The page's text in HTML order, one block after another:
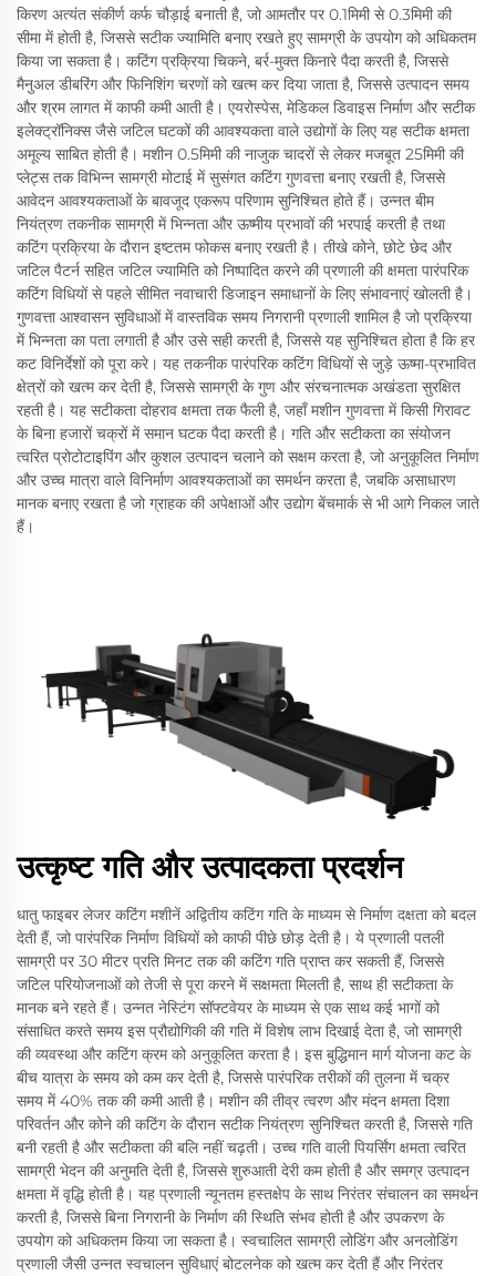
किरण अत्यंत संकीर्ण कर्फ चौड़ाई बनाती है, जो आमतौर पर 0.1मिमी से 0.3मिमी की
सीमा में होती है, जिससे सटीक ज्यामिति बनाए रखते हुए सामग्री के उपयोग को अधिकतम
किया जा सकता है। कटिंग प्रक्रिया चिकने, बर्र-मुक्त किनारे पैदा करती है, जिससे
मैनुअल डीबरिंग और फिनिशिंग चरणों को खत्म कर दिया जाता है, जिससे उत्पादन समय
और श्रम लागत में काफी कमी आती है। एयरोस्पेस, मेडिकल डिवाइस निर्माण और सटीक
इलेक्ट्रॉनिक्स जैसे जटिल घटकों की आवश्यकता वाले उद्योगों के लिए यह सटीक क्षमता
अमूल्य साबित होती है। मशीन 0.5मिमी की नाजुक चादरों से लेकर मजबूत 25मिमी की
प्लेट्स तक विभिन्न सामग्री मोटाई में सुसंगत कटिंग गुणवत्ता बनाए रखती है, जिससे
आवेदन आवश्यकताओं के बावजूद एकरूप परिणाम सुनिश्चित होते हैं। उन्नत बीम
नियंत्रण तकनीक सामग्री में भिन्नता और ऊष्मीय प्रभावों की भरपाई करती है तथा
कटिंग प्रक्रिया के दौरान इष्टतम फोकस बनाए रखती है। तीखे कोने, छोटे छेद और
जटिल पैटर्न सहित जटिल ज्यामिति को निष्पादित करने की प्रणाली की क्षमता पारंपरिक
कटिंग विधियों से पहले सीमित नवाचारी डिजाइन समाधानों के लिए संभावनाएं खोलती है।
गुणवत्ता आश्वासन सुविधाओं में वास्तविक समय निगरानी प्रणाली शामिल है जो प्रक्रिया
में भिन्नता का पता लगाती है और उसे सही करती है, जिससे यह सुनिश्चित होता है कि हर
कट विनिर्देशों को पूरा करे। यह तकनीक पारंपरिक कटिंग विधियों से जुड़े ऊष्मा-प्रभावित
क्षेत्रों को खत्म कर देती है, जिससे सामग्री के गुण और संरचनात्मक अखंडता सुरक्षित
रहती है। यह सटीकता दोहराव क्षमता तक फैली है, जहाँ मशीन गुणवत्ता में किसी गिरावट
के बिना हजारों चक्रों में समान घटक पैदा करती है। गति और सटीकता का संयोजन
त्वरित प्रोटोटाइपिंग और कुशल उत्पादन चलाने को सक्षम करता है, जो अनुकूलित निर्माण
और उच्च मात्रा वाले विनिर्माण आवश्यकताओं का समर्थन करता है, जबकि असाधारण
मानक बनाए रखता है जो ग्राहक की अपेक्षाओं और उद्योग बेंचमार्क से भी आगे निकल जाते
हैं।
उत्कृष्ट गति और उत्पादकता प्रदर्शन
धातु फाइबर लेजर कटिंग मशीनें अद्वितीय कटिंग गति के माध्यम से निर्माण दक्षता को बदल
देती हैं, जो पारंपरिक निर्माण विधियों को काफी पीछे छोड़ देती है। ये प्रणाली पतली
सामग्री पर 30 मीटर प्रति मिनट तक की कटिंग गति प्राप्त कर सकती हैं, जिससे
जटिल परियोजनाओं को तेजी से पूरा करने में सक्षमता मिलती है, साथ ही सटीकता के
मानक बने रहते हैं। उन्नत नेस्टिंग सॉफ्टवेयर के माध्यम से एक साथ कई भागों को
संसाधित करते समय इस प्रौद्योगिकी की गति में विशेष लाभ दिखाई देता है, जो सामग्री
की व्यवस्था और कटिंग क्रम को अनुकूलित करता है। इस बुद्धिमान मार्ग योजना कट के
बीच यात्रा के समय को कम कर देती है, जिससे पारंपरिक तरीकों की तुलना में चक्र
समय में 40% तक की कमी आती है। मशीन की तीव्र त्वरण और मंदन क्षमता दिशा
परिवर्तन और कोने की कटिंग के दौरान सटीक नियंत्रण सुनिश्चित करती है, जिससे गति
बनी रहती है और सटीकता की बलि नहीं चढ़ती। उच्च गति वाली पियर्सिंग क्षमता त्वरित
सामग्री भेदन की अनुमति देती है, जिससे शुरुआती देरी कम होती है और समग्र उत्पादन
क्षमता में वृद्धि होती है। यह प्रणाली न्यूनतम हस्तक्षेप के साथ निरंतर संचालन का समर्थन
करती है, जिससे बिना निगरानी के निर्माण की स्थिति संभव होती है और उपकरण के
उपयोग को अधिकतम किया जा सकता है। स्वचालित सामग्री लोडिंग और अनलोडिंग
प्रणाली जैसी उन्नत स्वचालन सुविधाएं बोटलनेक को खत्म कर देती हैं और निरंतर